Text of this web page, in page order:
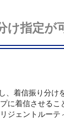
け指定が
、着信振り分け
に着信させるこ
ジェントルーテ